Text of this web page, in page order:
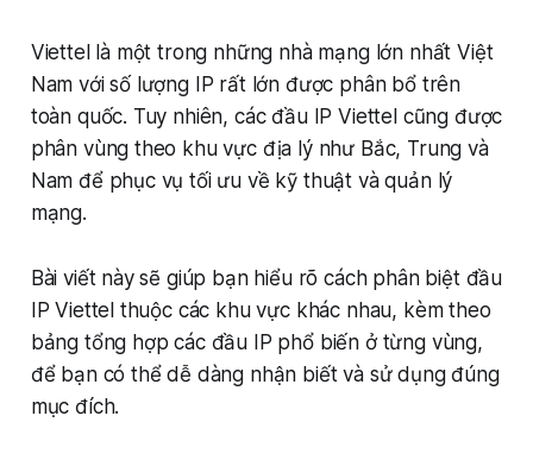
Viettel là một trong những nhà mạng lớn nhất Việt
Nam với số lượng IP rất lớn được phân bổ trên
toàn quốc. Tuy nhiên, các đầu IP Viettel cũng được
phân vùng theo khu vực địa lý như Bắc, Trung và
Nam để phục vụ tối ưu về kỹ thuật và quản lý
mạng.
Bài viết này sẽ giúp bạn hiểu rõ cách phân biệt đầu
IP Viettel thuộc các khu vực khác nhau, kèm theo
bảng tổng hợp các đầu IP phổ biến ở từng vùng,
để bạn có thể dễ dàng nhận biết và sử dụng đúng
mục đích.